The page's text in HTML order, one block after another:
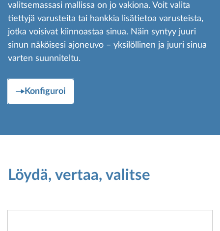
valitsemassasi mallissa on jo vakiona. Voit valita
tiettyjä varusteita tai hankkia lisätietoa varusteista,
jotka voisivat kiinnoastaa sinua. Näin syntyy juuri
sinun näköisesi ajoneuvo – yksilöllinen ja juuri sinua
varten suunniteltu.
Konfiguroi
Löydä, vertaa, valitse